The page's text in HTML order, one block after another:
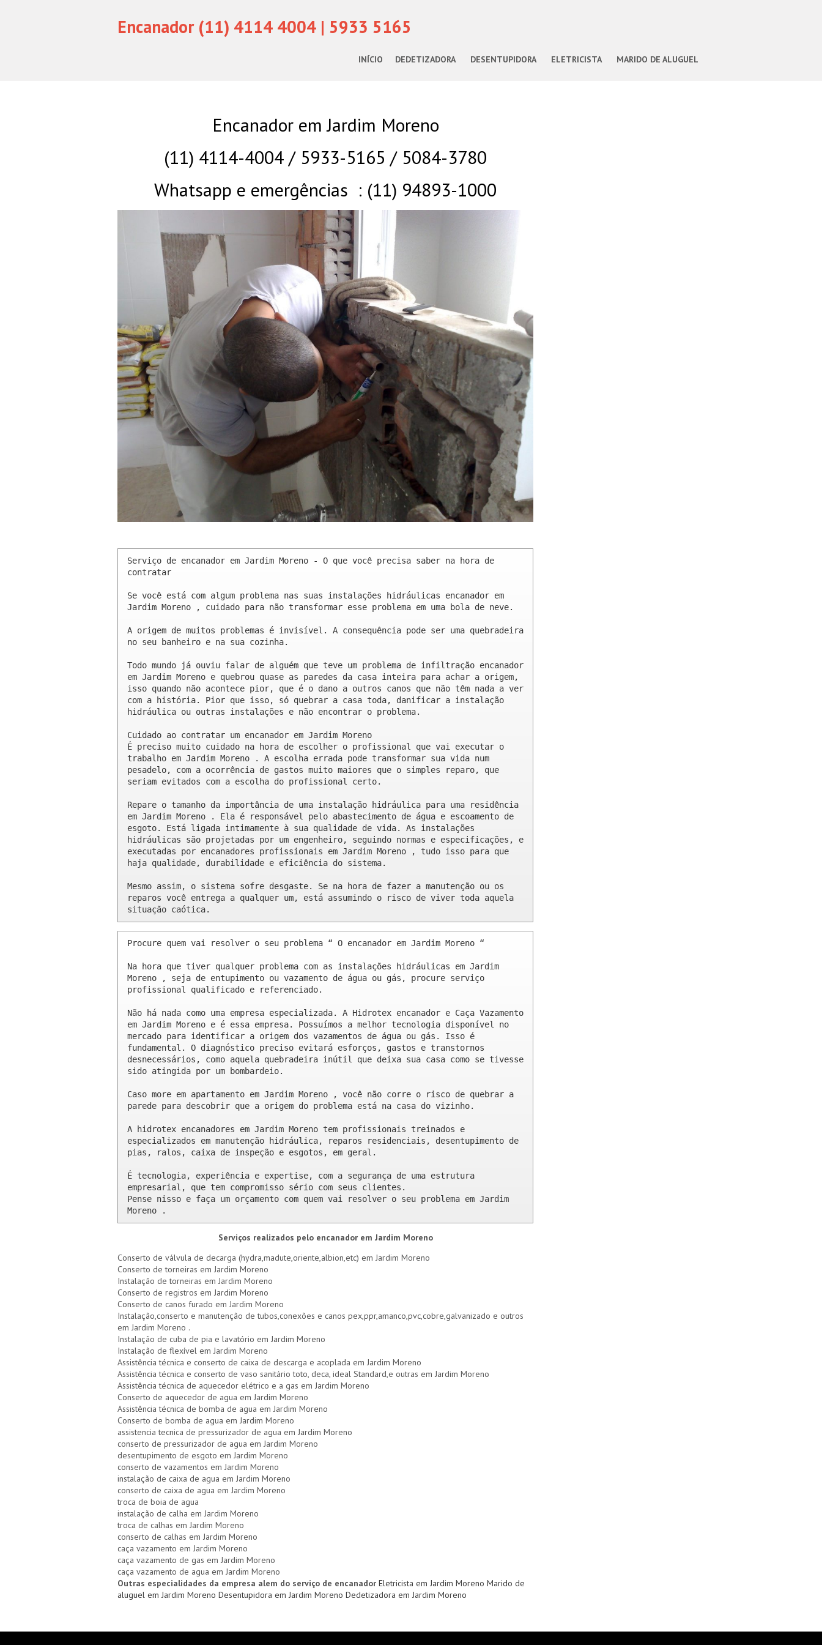
Encanador (11) 4114 4004 | 5933 5165
INÍCIO DEDETIZADORA DESENTUPIDORA ELETRICISTA MARIDO DE ALUGUEL
Encanador em Jardim Moreno
(11) 4114-4004 / 5933-5165 / 5084-3780
Whatsapp e emergências : (11) 94893-1000
Serviço de encanador em Jardim Moreno - O que você precisa saber na hora de
contratar
Se você está com algum problema nas suas instalações hidráulicas encanador em
Jardim Moreno , cuidado para não transformar esse problema em uma bola de neve.
A origem de muitos problemas é invisível. A consequência pode ser uma quebradeira
no seu banheiro e na sua cozinha.
Todo mundo já ouviu falar de alguém que teve um problema de infiltração encanador
em Jardim Moreno e quebrou quase as paredes da casa inteira para achar a origem,
isso quando não acontece pior, que é o dano a outros canos que não têm nada a ver
com a história. Pior que isso, só quebrar a casa toda, danificar a instalação
hidráulica ou outras instalações e não encontrar o problema.
Cuidado ao contratar um encanador em Jardim Moreno
É preciso muito cuidado na hora de escolher o profissional que vai executar o
trabalho em Jardim Moreno . A escolha errada pode transformar sua vida num
pesadelo, com a ocorrência de gastos muito maiores que o simples reparo, que
seriam evitados com a escolha do profissional certo.
Repare o tamanho da importância de uma instalação hidráulica para uma residência
em Jardim Moreno . Ela é responsável pelo abastecimento de água e escoamento de
esgoto. Está ligada intimamente à sua qualidade de vida. As instalações
hidráulicas são projetadas por um engenheiro, seguindo normas e especificações, e
executadas por encanadores profissionais em Jardim Moreno , tudo isso para que
haja qualidade, durabilidade e eficiência do sistema.
Mesmo assim, o sistema sofre desgaste. Se na hora de fazer a manutenção ou os
reparos você entrega a qualquer um, está assumindo o risco de viver toda aquela
situação caótica.
Procure quem vai resolver o seu problema “ O encanador em Jardim Moreno “
Na hora que tiver qualquer problema com as instalações hidráulicas em Jardim
Moreno , seja de entupimento ou vazamento de água ou gás, procure serviço
profissional qualificado e referenciado.
Não há nada como uma empresa especializada. A Hidrotex encanador e Caça Vazamento
em Jardim Moreno e é essa empresa. Possuímos a melhor tecnologia disponível no
mercado para identificar a origem dos vazamentos de água ou gás. Isso é
fundamental. O diagnóstico preciso evitará esforços, gastos e transtornos
desnecessários, como aquela quebradeira inútil que deixa sua casa como se tivesse
sido atingida por um bombardeio.
Caso more em apartamento em Jardim Moreno , você não corre o risco de quebrar a
parede para descobrir que a origem do problema está na casa do vizinho.
A hidrotex encanadores em Jardim Moreno tem profissionais treinados e
especializados em manutenção hidráulica, reparos residenciais, desentupimento de
pias, ralos, caixa de inspeção e esgotos, em geral.
É tecnologia, experiência e expertise, com a segurança de uma estrutura
empresarial, que tem compromisso sério com seus clientes.
Pense nisso e faça um orçamento com quem vai resolver o seu problema em Jardim
Moreno .
Serviços realizados pelo encanador em Jardim Moreno
Conserto de válvula de decarga (hydra,madute,oriente,albion,etc) em Jardim Moreno
Conserto de torneiras em Jardim Moreno
Instalação de torneiras em Jardim Moreno
Conserto de registros em Jardim Moreno
Conserto de canos furado em Jardim Moreno
Instalação,conserto e manutenção de tubos,conexões e canos pex,ppr,amanco,pvc,cobre,galvanizado e outros
em Jardim Moreno .
Instalação de cuba de pia e lavatório em Jardim Moreno
Instalação de flexível em Jardim Moreno
Assistência técnica e conserto de caixa de descarga e acoplada em Jardim Moreno
Assistência técnica e conserto de vaso sanitário toto, deca, ideal Standard,e outras em Jardim Moreno
Assistência técnica de aquecedor elétrico e a gas em Jardim Moreno
Conserto de aquecedor de agua em Jardim Moreno
Assistência técnica de bomba de agua em Jardim Moreno
Conserto de bomba de agua em Jardim Moreno
assistencia tecnica de pressurizador de agua em Jardim Moreno
conserto de pressurizador de agua em Jardim Moreno
desentupimento de esgoto em Jardim Moreno
conserto de vazamentos em Jardim Moreno
instalação de caixa de agua em Jardim Moreno
conserto de caixa de agua em Jardim Moreno
troca de boia de agua
instalação de calha em Jardim Moreno
troca de calhas em Jardim Moreno
conserto de calhas em Jardim Moreno
caça vazamento em Jardim Moreno
caça vazamento de gas em Jardim Moreno
caça vazamento de agua em Jardim Moreno
Outras especialidades da empresa alem do serviço de encanador Eletricista em Jardim Moreno Marido de
aluguel em Jardim Moreno Desentupidora em Jardim Moreno Dedetizadora em Jardim Moreno